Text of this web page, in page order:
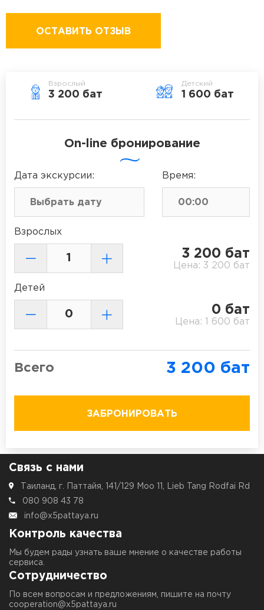
ОСТАВИТЬ ОТЗЫВ
Взрослый
3 200 бат
Детский
1 600 бат
On-line бронирование
Дата экскурсии: Время:
Взрослых
3 200 бат
Цена: 3 200 бат
Детей
0 бат
Цена: 1 600 бат
Всего 3 200 бат
ЗАБРОНИРОВАТЬ
Связь с нами
Таиланд, г. Паттайя, 141/129 Moo 11, Lieb Tang Rodfai Rd
080 908 43 78
info@x5pattaya.ru
Контроль качества
Мы будем рады узнать ваше мнение о качестве работы
сервиса.
Сотрудничество
По всем вопросам и предложениям, пишите на почту
cooperation@x5pattaya.ru